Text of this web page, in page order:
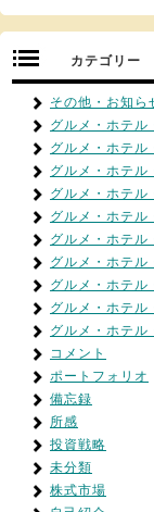
カテゴリー
その他・お知ら
グルメ・ホテ
グルメ・ホテル
グルメ・ホテル
グルメ・ホテ
グルメ・ホテ
グルメ・ホテ
グルメ・ホテル
グルメ・ホテル
グルメ・ホテ
グルメ・ホテ
コメント
ポートフォリオ
備忘録
所感
投資戦略
未分類
株式市場